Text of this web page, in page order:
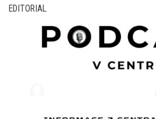
EDITORIAL